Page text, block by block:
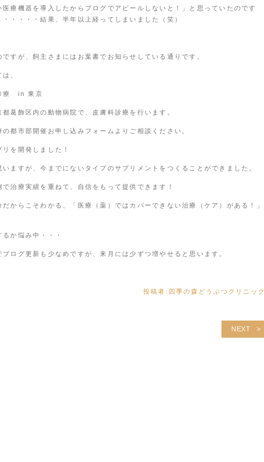
療機器を導入したからブログでアピールしないと！」と思っていたのです
・・・・結果、半年以上経ってしまいました（笑）
すが、飼主さまにはお葉書でお知らせしている通りです。
、
療 in 東京
飾区内の動物病院で、皮膚科診療を行います。
の都市部開催お申し込みフォームよりご相談ください。
を開発しました！
ますが、今までにないタイプのサプリメントをつくることができました。
治療実績を重ねて、自信をもって提供できます！
からこそわかる、「医療（薬）ではカバーできない治療（ケア）がある！」
か悩み中・・・
ログ更新も少なめですが、来月には少ずつ増やせると思います。
投稿者: 四季の森どうぶつクリニック
NEXT